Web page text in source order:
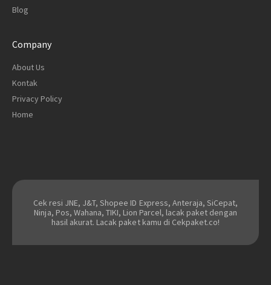
Blog
Company
About Us
Kontak
Privacy Policy
Home
Cek resi JNE, J&T, Shopee ID Express, Anteraja, SiCepat,
Ninja, Pos, Wahana, TIKI, Lion Parcel, lacak paket dengan
hasil akurat. Lacak paket kamu di Cekpaket.co!